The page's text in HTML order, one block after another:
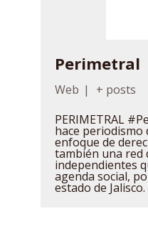
Perimetral
Web |
+ posts
PERIMETRAL
hace periodismo
enfoque de
también una red
independientes
agenda social,
estado de Jalisco.